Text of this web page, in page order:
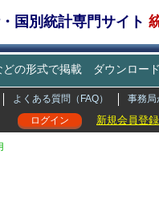
国別統計専門サイト
どの形式で掲載 ダウンロー
事務局
よくある質問（FAQ）
新規会員登
ログイン